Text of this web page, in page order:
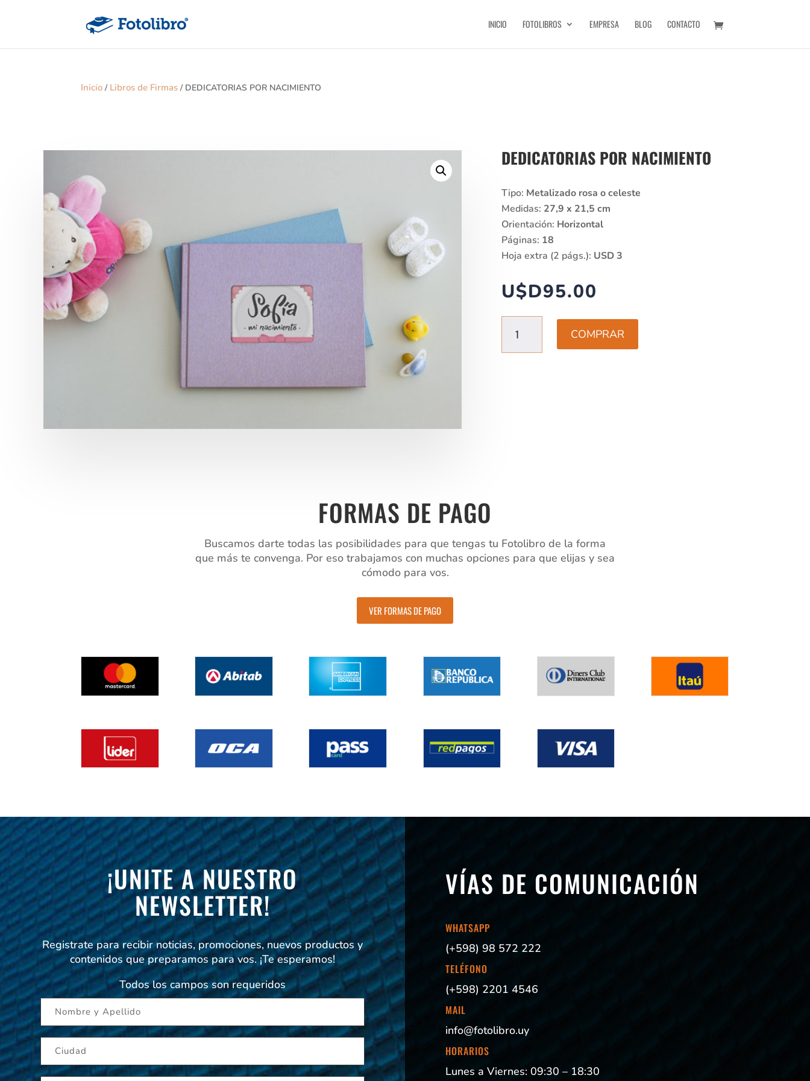
INICIO FOTOLIBROS EMPRESA BLOG CONTACTO
Inicio / Libros de Firmas / DEDICATORIAS POR NACIMIENTO
DEDICATORIAS POR NACIMIENTO
Tipo: Metalizado rosa o celeste
Medidas: 27,9 x 21,5 cm
Orientación: Horizontal
Páginas: 18
Hoja extra (2 págs.): USD 3
U$D95.00
POR
NACIMIENTO
COMPRAR
FORMAS DE PAGO
Buscamos darte todas las posibilidades para que tengas tu Fotolibro de la forma
que más te convenga. Por eso trabajamos con muchas opciones para que elijas y sea
cómodo para vos.
VER FORMAS DE PAGO
¡UNITE A NUESTRO
NEWSLETTER!
Registrate para recibir noticias, promociones, nuevos productos y
contenidos que preparamos para vos. ¡Te esperamos!
Todos los campos son requeridos
VÍAS DE COMUNICACIÓN
WHATSAPP
(+598) 98 572 222
TELÉFONO
(+598) 2201 4546
MAIL
info@fotolibro.uy
HORARIOS
Lunes a Viernes: 09:30 – 18:30